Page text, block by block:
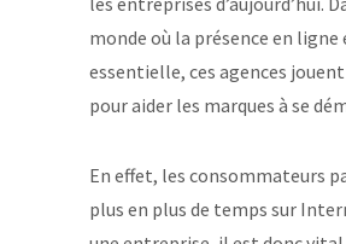
monde où la présence en ligne
essentielle, ces agences
pour aider les marques à se
En effet, les consommateurs
plus en plus de temps sur